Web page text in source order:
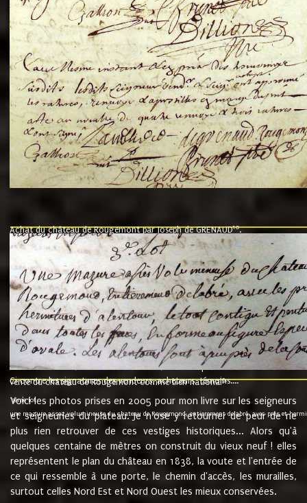
Achat du château de Rougemont par Joseph de GRENAUD10.
"l'an mil six cent soixante treze le ving neuvième jour du mois de
nommé fut présent Messire Claude Guillaume de Moyriat chevalier baron
vend, purement simplement et irrevocablement a monseigneur monsieur
et chavannes conseiller du roy au parlement de Bourgogne, present et
que le dit seigneur Baron de la Vellière a sur ses hommes, indivisables et
de la Velliere tout ainsi et comme le dit seigneur Baron et ses
présent......"
suivent les rentes, donation des terriers, etc... au prix de 880 livre louis
Ci contre les signatures des vendeurs, acheteurs, témoins....
vente du château de Rougemont comme bien national9.
"3ème lot
une mazure assez volumineuse du chateau de Rougemond, entierement delabré, avec près et
Voici les photos prises en 2005 pour mon livre sur les seigneurs
et seigneuries du plateau. Je n'ose y retourner de peur de ne
plus rien retrouver de ces vestiges historiques... Alors qu'à
quelques centaine de mètres on construit du vieux neuf ! elles
représentent le plan du château en 1838, la voute et l'entrée de
ce qui ressemble à une porte, le chemin d'accès, les murailles,
surtout celles Nord Est et Nord Ouest les mieux conservées.